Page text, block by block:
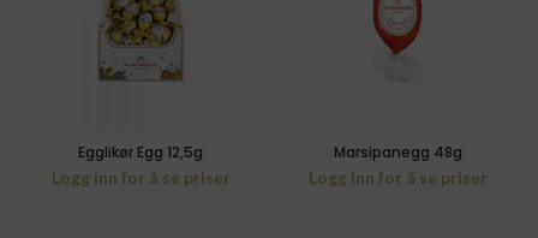
Egglikør Egg 12,5g
Logg inn for å se priser
Marsipanegg 48g
Logg inn for å se priser